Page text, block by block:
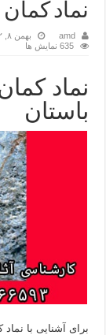
نماد کمان
amd بهمن ۸, ۱۴۰۲
635 نمایش ها
نماد
باستان
برای آشنایی با نماد